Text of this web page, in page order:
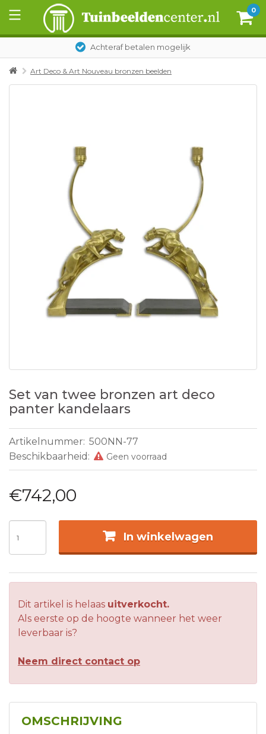
0
Achteraf betalen mogelijk
Art Deco & Art Nouveau bronzen beelden
Set van twee bronzen art deco
panter kandelaars
Artikelnummer: 500NN-77
Beschikbaarheid:
Geen voorraad
€742,00
In winkelwagen
Dit artikel is helaas uitverkocht.
Als eerste op de hoogte wanneer het weer
leverbaar is?
Neem direct contact op
OMSCHRIJVING